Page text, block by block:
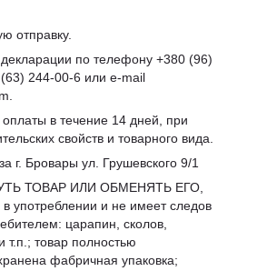
отправку.
по телефону +380 (96)
244-00-6 или e-mail
оплаты в течение 14 дней, при
свойств и товарного вида.
г. Бровары ул. Грушевского 9/1
ТОВАР ИЛИ ОБМЕНЯТЬ ЕГО,
употреблении и не имеет следов
царапин, сколов,
т.п.; товар полностью
фабричная упаковка;